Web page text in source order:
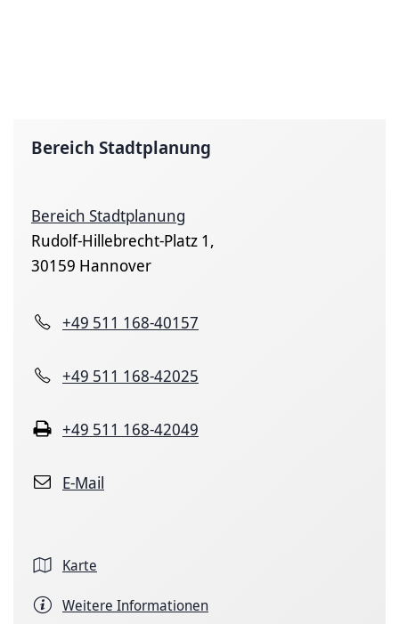
Bereich Stadtplanung
Bereich Stadtplanung
Rudolf-Hillebrecht-Platz 1,
30159 Hannover
+49 511 168-40157
+49 511 168-42025
+49 511 168-42049
E-Mail
Karte
Weitere Informationen